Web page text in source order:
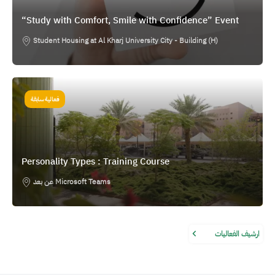
“Study with Comfort, Smile with Confidence” Event
Student Housing at Al Kharj University City - Building (H)
الصورة
فعالية سابقة
Personality Types : Training Course
عن بعد Microsoft Teams
ارشيف الفعاليات